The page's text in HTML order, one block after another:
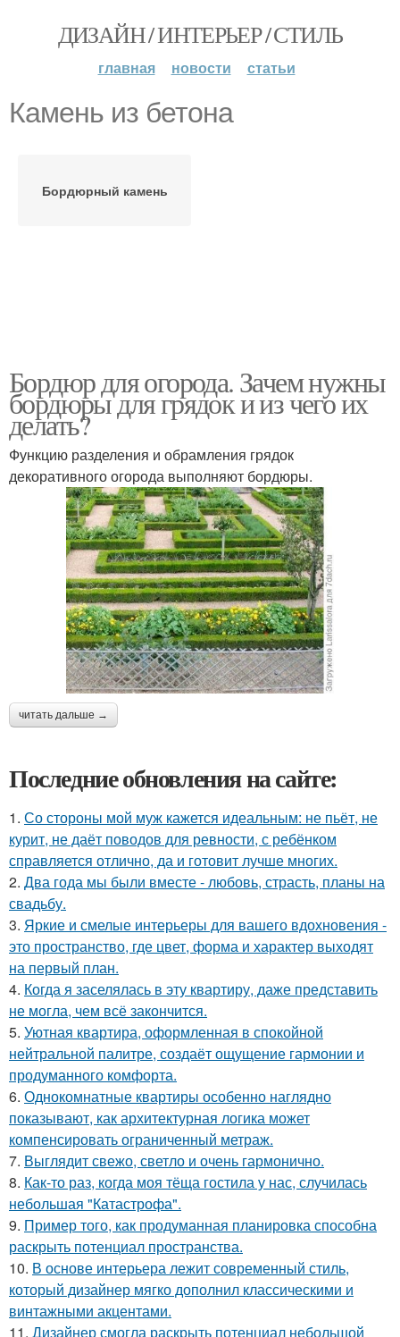
ДИЗАЙН / ИНТЕРЬЕР / СТИЛЬ
главная новости статьи
Камень из бетона
Бордюрный камень
Бордюр для огорода. Зачем нужны
бордюры для грядок и из чего их
делать?
Функцию разделения и обрамления грядок
декоративного огорода выполняют бордюры.
читать дальше →
Последние обновления на сайте:
1. Со стороны мой муж кажется идеальным: не пьёт, не
курит, не даёт поводов для ревности, с ребёнком
справляется отлично, да и готовит лучше многих.
2. Два года мы были вместе - любовь, страсть, планы на
свадьбу.
3. Яркие и смелые интерьеры для вашего вдохновения -
это пространство, где цвет, форма и характер выходят
на первый план.
4. Когда я заселялась в эту квартиру, даже представить
не могла, чем всё закончится.
5. Уютная квартира, оформленная в спокойной
нейтральной палитре, создаёт ощущение гармонии и
продуманного комфорта.
6. Однокомнатные квартиры особенно наглядно
показывают, как архитектурная логика может
компенсировать ограниченный метраж.
7. Выглядит свежо, светло и очень гармонично.
8. Как-то раз, когда моя тёща гостила у нас, случилась
небольшая "Катастрофа".
9. Пример того, как продуманная планировка способна
раскрыть потенциал пространства.
10. В основе интерьера лежит современный стиль,
который дизайнер мягко дополнил классическими и
винтажными акцентами.
11. Дизайнер смогла раскрыть потенциал небольшой